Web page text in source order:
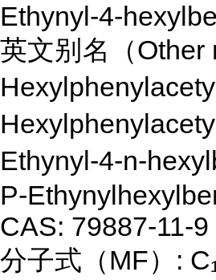
Ethynyl-4-
英文别名（Other
Ethynyl-4-n-
P-
CAS: 79887-11-9
分子式（MF）: